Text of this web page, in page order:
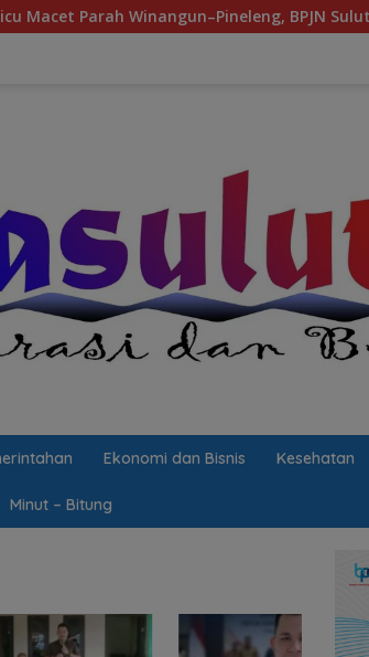
Winangun–Pineleng, BPJN Sulut Pastikan
Ekonomi dan Bisnis Kesehatan
Minut – Bitung